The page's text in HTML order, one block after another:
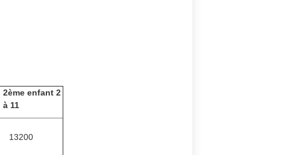
2ème enfant 2
à 11
13200